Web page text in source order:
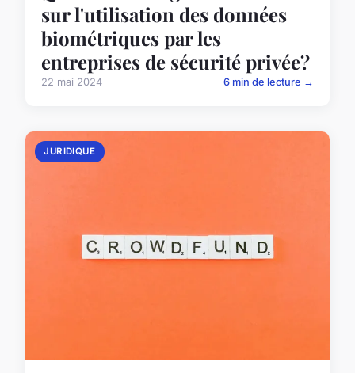
sur l'utilisation des données
biométriques par les
entreprises de sécurité privée?
22 mai 2024 6 min de lecture →
JURIDIQUE